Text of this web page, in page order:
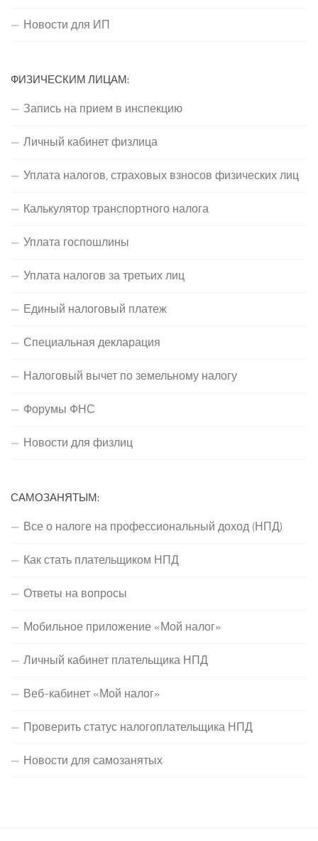
Новости для ИП
ФИЗИЧЕСКИМ ЛИЦАМ:
Запись на прием в инспекцию
Личный кабинет физлица
Уплата налогов, страховых взносов физических лиц
Калькулятор транспортного налога
Уплата госпошлины
Уплата налогов за третьих лиц
Единый налоговый платеж
Специальная декларация
Налоговый вычет по земельному налогу
Форумы ФНС
Новости для физлиц
САМОЗАНЯТЫМ:
Все о налоге на профессиональный доход (НПД)
Как стать плательщиком НПД
Ответы на вопросы
Мобильное приложение «Мой налог»
Личный кабинет плательщика НПД
Веб-кабинет «Мой налог»
Проверить статус налогоплательщика НПД
Новости для самозанятых